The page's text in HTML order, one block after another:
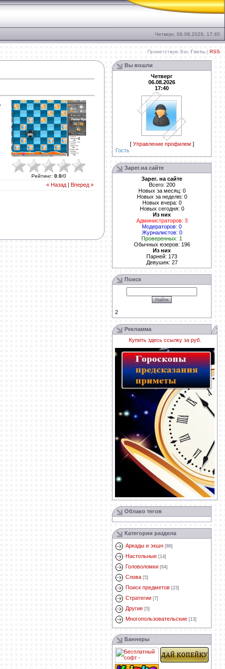
Четверг, 06.08.2026, 17:40
Приветствую Вас Гость | RSS
Рейтинг: 0.0/0
« Назад Вперед »
Вы вошли
Четверг
06.08.2026
17:40
[ Управление профилем ]
Гость
Зарег.на сайте
Зарег. на сайте
Всего: 200
Новых за месяц: 0
Новых за неделю: 0
Новых вчера: 0
Новых сегодня: 0
Из них
Администраторов: 3
Модераторов: 0
Журналистов: 0
Проверенных: 1
Обычных юзеров: 196
Из них
Парней: 173
Девушек: 27
Поиск
2
Рекламма
Купить здесь ссылку за руб.
Облако тегов
Категории раздела
Аркады и экшн [86]
Настольные [14]
Головоломки [64]
Слова [5]
Поиск предметов [23]
Стратегии [7]
Другие [5]
Многопользовательские [13]
Баннеры